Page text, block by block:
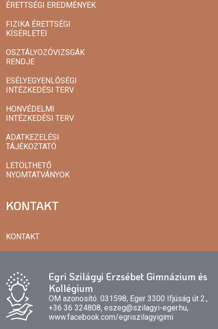
ÉRETTSÉGI EREDMÉNYEK
FIZIKA ÉRETTSÉGI
KÍSÉRLETEI
OSZTÁLYOZÓVIZSGÁK
RENDJE
ESÉLYEGYENLŐSÉGI
INTÉZKEDÉSI TERV
HONVÉDELMI
INTÉZKEDÉSI TERV
ADATKEZELÉSI
TÁJÉKOZTATÓ
LETÖLTHETŐ
NYOMTATVÁNYOK
KONTAKT
KONTAKT
Egri Szilágyi Erzsébet Gimnázium és
Kollégium
OM azonosító: 031598, Eger 3300 Ifjúság út 2.,
+36 36 324808, eszeg@szilagyi-eger.hu,
www.facebook.com/egriszilagyigimi